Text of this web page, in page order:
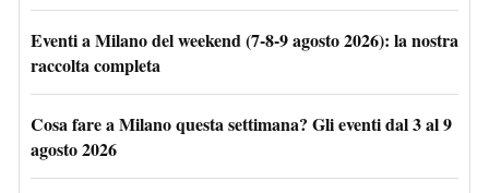
Eventi a Milano del weekend (7-8-9 agosto 2026): la nostra
raccolta completa
Cosa fare a Milano questa settimana? Gli eventi dal 3 al 9
agosto 2026